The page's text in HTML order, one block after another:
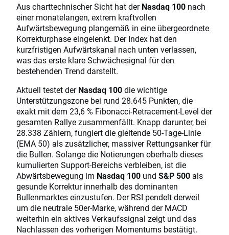
Aus charttechnischer Sicht hat derNasdaq 100 nach
einer monatelangen, extrem kraftvollen
Aufwärtsbewegung plangemäß in eine übergeordnete
Korrekturphase eingelenkt. Der Index hat den
kurzfristigen Aufwärtskanal nach unten verlassen,
was das erste klare Schwächesignal für den
bestehenden Trend darstellt.
Aktuell testet derNasdaq 100die wichtige
Unterstützungszone bei rund 28.645 Punkten, die
exakt mit dem 23,6 % Fibonacci-Retracement-Level der
gesamten Rallye zusammenfällt. Knapp darunter, bei
28.338 Zählern, fungiert die gleitende 50-Tage-Linie
(EMA 50) als zusätzlicher, massiver Rettungsanker für
die Bullen. Solange die Notierungen oberhalb dieses
kumulierten Support-Bereichs verbleiben, ist die
Abwärtsbewegung im Nasdaq 100 und S&P 500 als
gesunde Korrektur innerhalb des dominanten
Bullenmarktes einzustufen. Der RSI pendelt derweil
um die neutrale 50er-Marke, während der MACD
weiterhin ein aktives Verkaufssignal zeigt und das
Nachlassen des vorherigen Momentums bestätigt.